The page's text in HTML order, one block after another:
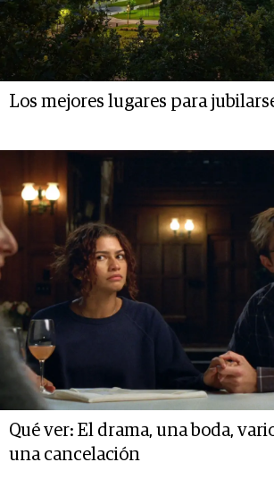
Los mejores lugares para
Qué ver: El drama, una boda,
una cancelación